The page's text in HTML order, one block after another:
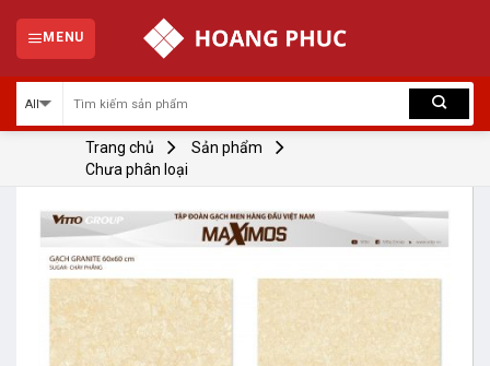
content
MENU
Trang chủ
Sản phẩm
Chưa phân loại